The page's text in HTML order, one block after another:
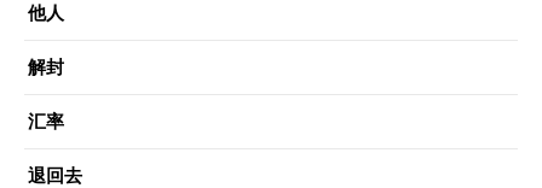
他人
解封
汇率
退回去